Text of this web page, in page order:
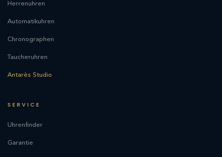
Herrenuhren
Automatikuhren
Chronographen
Taucheruhren
Antarès Studio
SERVICE
Uhrenfinder
Garantie